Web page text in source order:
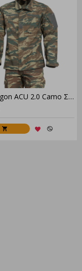
Pentagon ACU 2.0 Camo Στολή Παραλλαγής Set – Μπλούζα & Παντελόνι για Tactical Χρήση